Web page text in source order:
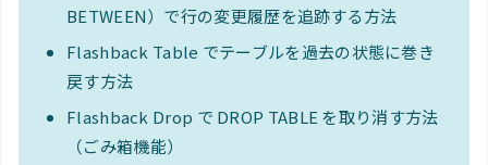
BETWEEN）で行の変更履歴を追跡する方法
Flashback Table でテーブルを過去の状態に巻き
戻す方法
Flashback Drop で DROP TABLE を取り消す方法
（ごみ箱機能）